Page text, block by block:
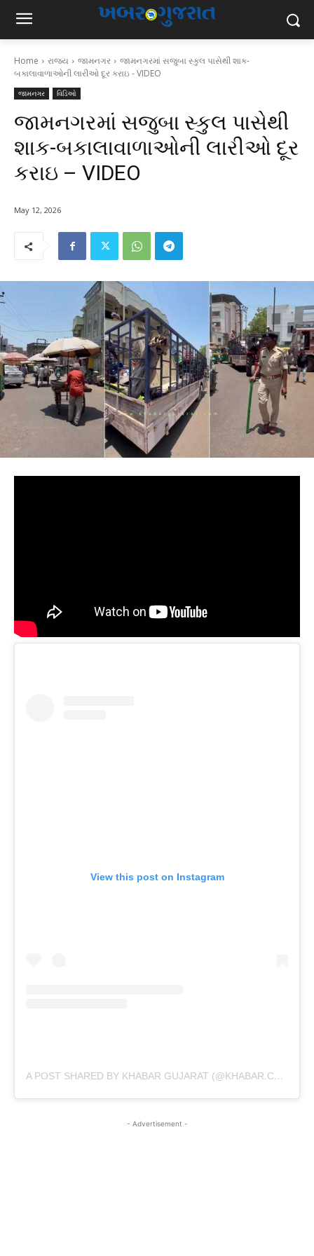
Home રાજ્ય જામનગર
જામનગરમાં સજુબા સ્કુલ પાસેથી શાક-
બકાલાવાળાઓની લારીઓ દૂર કરાઇ - VIDEO
જામનગર વિડિઓ
જામનગરમાં સજુબા સ્કુલ પાસેથી
શાક-બકાલાવાળાઓની લારીઓ દૂર
કરાઇ – VIDEO
May 12, 2026
View this post on Instagram
A POST SHARED BY KHABAR GUJARAT (@KHABAR.COMMUNICATION)
- Advertisement -